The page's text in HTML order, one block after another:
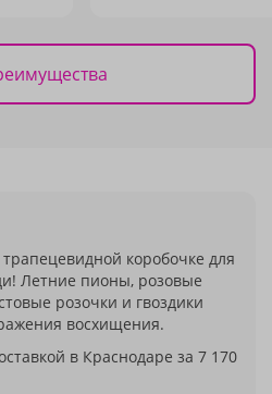
коробочке для
Летние пионы, розовые
розочки и гвоздики
восхищения.
в Краснодаре за 7 170